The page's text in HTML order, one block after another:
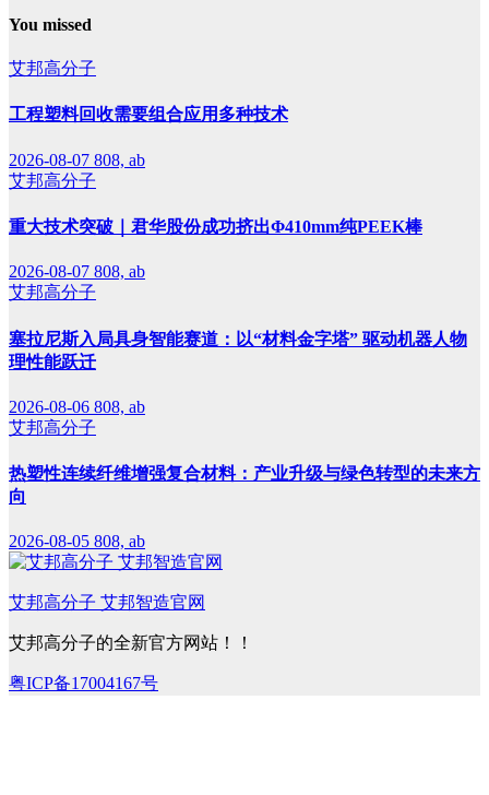
You missed
艾邦高分子
工程塑料回收需要组合应用多种技术
2026-08-07 808, ab
艾邦高分子
重大技术突破｜君华股份成功挤出Φ410mm纯PEEK棒
2026-08-07 808, ab
艾邦高分子
塞拉尼斯入局具身智能赛道：以“材料金字塔” 驱动机器人物
理性能跃迁
2026-08-06 808, ab
艾邦高分子
热塑性连续纤维增强复合材料：产业升级与绿色转型的未来方
向
2026-08-05 808, ab
艾邦高分子 艾邦智造官网
艾邦高分子的全新官方网站！！
粤ICP备17004167号